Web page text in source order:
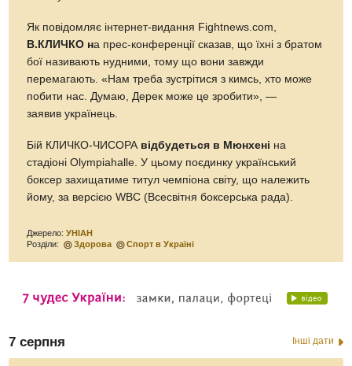
Як повідомляє інтернет-видання Fightnews.com,
В.КЛИЧКО на прес-конференції сказав, що їхні з братом
бої називають нудними, тому що вони завжди
перемагають. «Нам треба зустрітися з кимсь, хто може
побити нас. Думаю, Дерек може це зробити», —
заявив українець.
Бій КЛИЧКО-ЧИСОРА відбудеться в Мюнхені на
стадіоні Olympiahalle. У цьому поєдинку український
боксер захищатиме титул чемпіона світу, що належить
йому, за версією WBC (Всесвітня боксерська рада).
Джерело:УНІАН
Розділи:
Здорова Спорт в Україні
7 серпня Інші дати